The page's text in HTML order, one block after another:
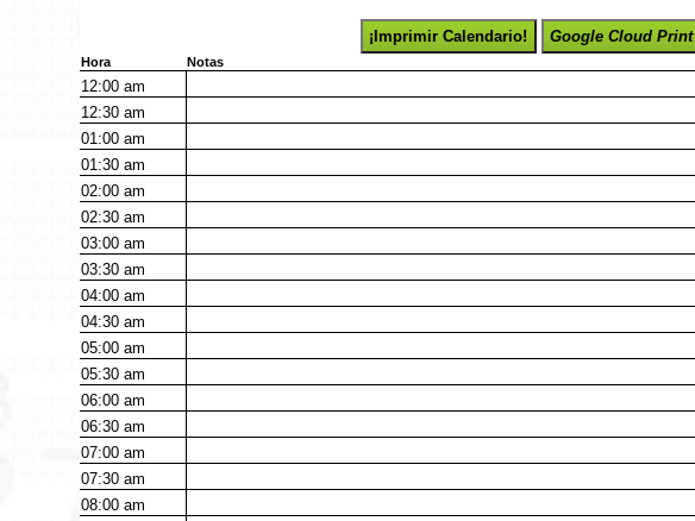
¡Imprimir Calendario! Google Cloud Print
Hora Notas
12:00am
12:30am
01:00am
01:30am
02:00am
02:30am
03:00am
03:30am
04:00am
04:30am
05:00am
05:30am
06:00am
06:30am
07:00am
07:30am
08:00am